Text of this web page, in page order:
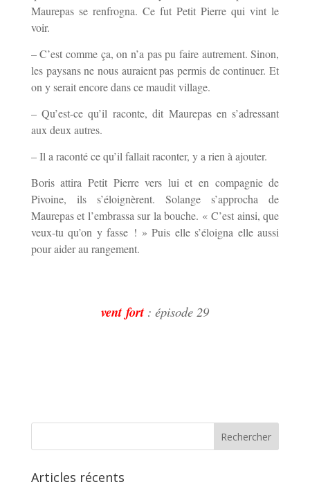
Maurepas se renfrogna. Ce fut Petit Pierre qui vint le
voir.
– C’est comme ça, on n’a pas pu faire autrement. Sinon,
les paysans ne nous auraient pas permis de continuer. Et
on y serait encore dans ce maudit village.
– Qu’est-ce qu’il raconte, dit Maurepas en s’adressant
aux deux autres.
– Il a raconté ce qu’il fallait raconter, y a rien à ajouter.
Boris attira Petit Pierre vers lui et en compagnie de
Pivoine, ils s’éloignèrent. Solange s’approcha de
Maurepas et l’embrassa sur la bouche. « C’est ainsi, que
veux-tu qu’on y fasse ! » Puis elle s’éloigna elle aussi
pour aider au rangement.
vent fort: épisode 29
Articles récents